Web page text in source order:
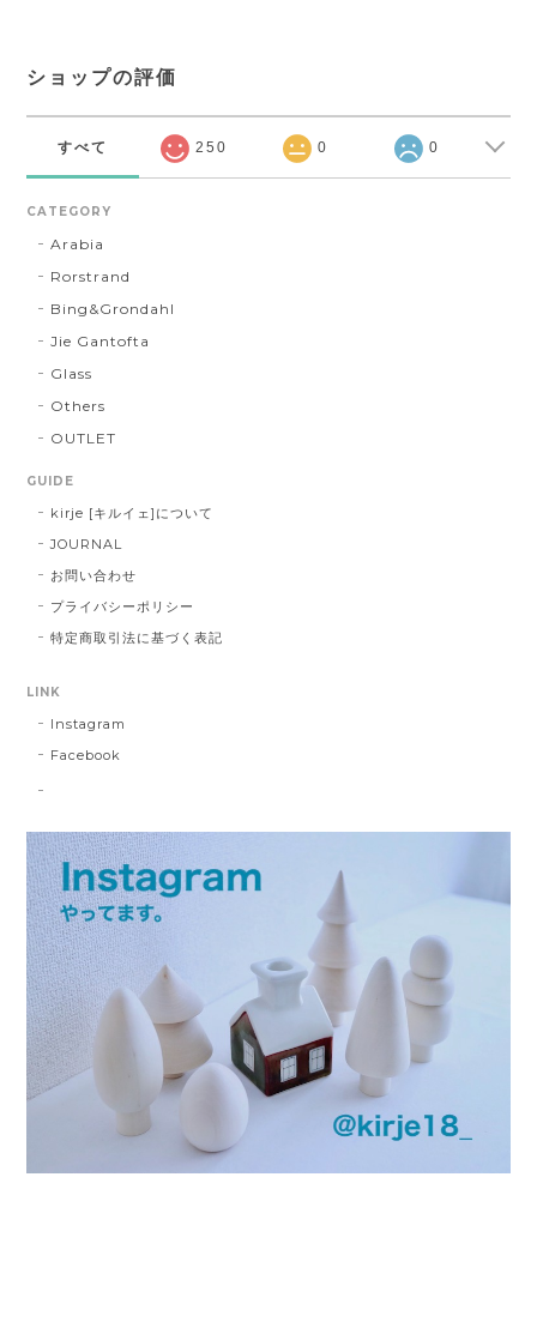
ショップの評価
すべて 250 0 0
CATEGORY
Arabia
Rorstrand
Bing&Grondahl
Jie Gantofta
Glass
Others
OUTLET
GUIDE
kirje [キルイェ]について
JOURNAL
お問い合わせ
プライバシーポリシー
特定商取引法に基づく表記
LINK
Instagram
Facebook